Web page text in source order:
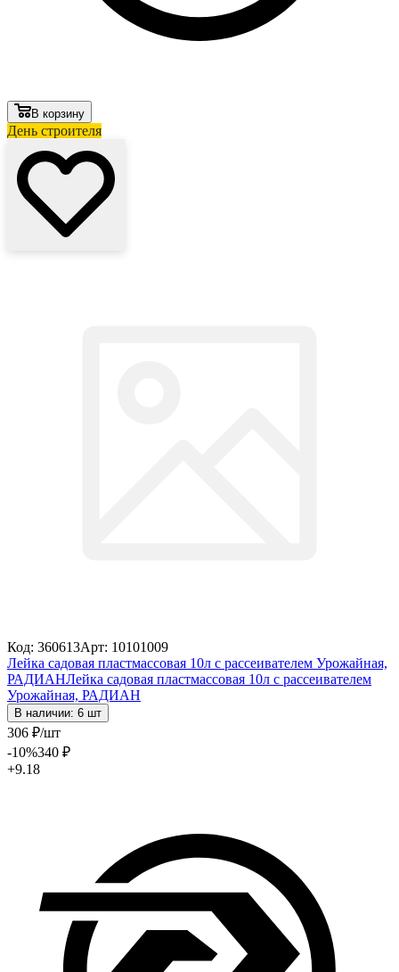
В корзину
День строителя
Код: 360613Арт: 10101009
Лейка садовая пластмассовая 10л с рассеивателем Урожайная,
РАДИАНЛейка садовая пластмассовая 10л с рассеивателем
Урожайная, РАДИАН
В наличии: 6 шт
306 ₽/шт
-10%340 ₽
+9.18